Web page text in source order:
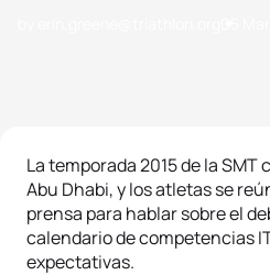
La temporada 2015 de la SMT
Abu Dhabi, y los atletas se
prensa para hablar sobre el
calendario de competencias
expectativas.